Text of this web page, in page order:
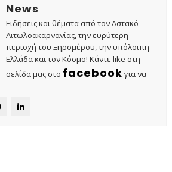
News
Ειδήσεις και θέματα από τον Αστακό
Αιτωλοακαρνανίας, την ευρύτερη
περιοχή του Ξηρομέρου, την υπόλοιπη
Ελλάδα και τον Κόσμο! Κάντε like στη
σελίδα μας στο facebook για να